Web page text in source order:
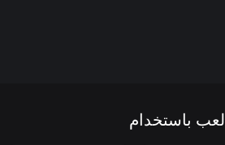
العب باستخدام